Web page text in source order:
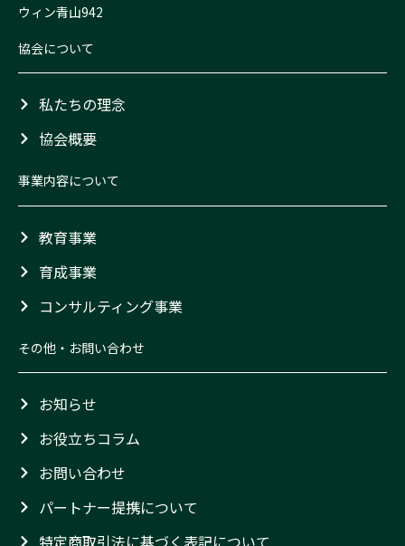
ウィン青山942
協会について
私たちの理念
協会概要
事業内容について
教育事業
育成事業
コンサルティング事業
その他・お問い合わせ
お知らせ
お役立ちコラム
お問い合わせ
パートナー提携について
特定商取引法に基づく表記について